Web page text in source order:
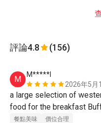
評論4.8 (156)
M
M*****l
2026年5月
a large selection of
餐點美味 價位合理